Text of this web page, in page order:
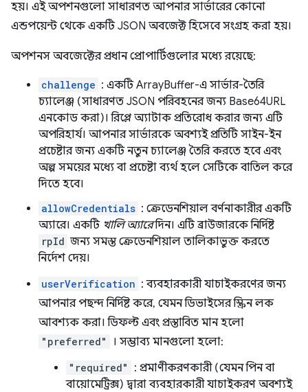
হয়। এই অপশনগুলো সাধারণত আপনার সার্ভারের কোনো
এন্ডপয়েন্ট থেকে একটি JSON অবজেক্ট হিসেবে সংগ্রহ করা হয়।
অপশনস অবজেক্টের প্রধান প্রোপার্টিগুলোর মধ্যে রয়েছে:
challenge : একটি ArrayBuffer-এ সার্ভার-তৈরি
চ্যালেঞ্জ (সাধারণত JSON পরিবহনের জন্য Base64URL
এনকোড করা)। রিপ্লে অ্যাটাক প্রতিরোধ করার জন্য এটি
অপরিহার্য। আপনার সার্ভারকে অবশ্যই প্রতিটি সাইন-ইন
প্রচেষ্টার জন্য একটি নতুন চ্যালেঞ্জ তৈরি করতে হবে এবং
অল্প সময়ের মধ্যে বা প্রচেষ্টা ব্যর্থ হলে সেটিকে বাতিল করে
দিতে হবে।
allowCredentials : ক্রেডেনশিয়াল বর্ণনাকারীর একটি
অ্যারে। একটি খালি অ্যারেদিন। এটি ব্রাউজারকে নির্দিষ্ট
rpId জন্য সমস্ত ক্রেডেনশিয়াল তালিকাভুক্ত করতে
নির্দেশ দেয়।
userVerification : ব্যবহারকারী যাচাইকরণের জন্য
আপনার পছন্দ নির্দিষ্ট করে, যেমন ডিভাইসের স্ক্রিন লক
আবশ্যক করা। ডিফল্ট এবং প্রস্তাবিত মান হলো
"preferred" । সম্ভাব্য মানগুলো হলো:
"required"
: প্রমাণীকরণকারী (যেমন পিন বা
বায়োমেট্রিক্স) দ্বারা ব্যবহারকারী যাচাইকরণ অবশ্যই